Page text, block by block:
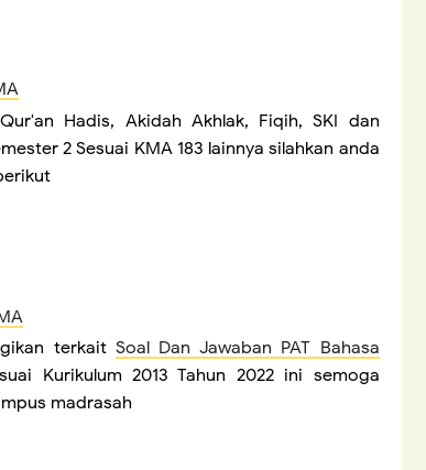
Hadis, Akidah Akhlak, Fiqih, SKI dan
2 Sesuai KMA 183 lainnya silahkan anda
terkaitSoal Dan Jawaban PAT Bahasa
Kurikulum 2013 Tahun 2022 ini semoga
madrasah